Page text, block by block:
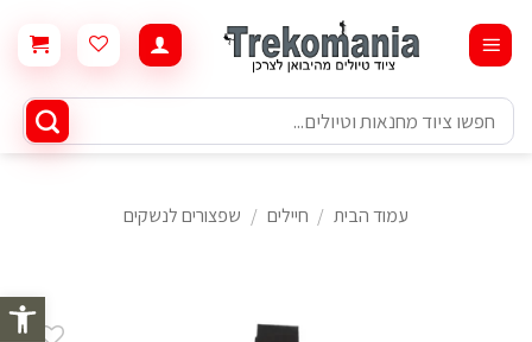
פתח
content
חיפוש
עבור:
עמוד הבית / חיילים / שפצורים לנשקים